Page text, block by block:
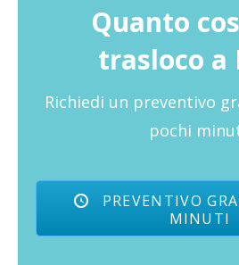
Quanto
trasloco a
Richiedi un preventivo
pochi
PREVENTIVO
MINUTI